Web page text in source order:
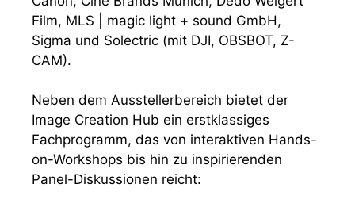
Film, MLS | magic light + sound GmbH,
Sigma und Solectric (mit DJI, OBSBOT, Z-
CAM).
Neben dem Ausstellerbereich bietet der
Image Creation Hub ein erstklassiges
Fachprogramm, das von interaktiven Hands-
on-Workshops bis hin zu inspirierenden
Panel-Diskussionen reicht: